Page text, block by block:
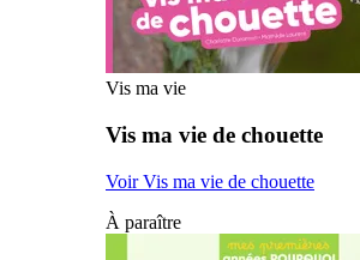
Vis ma vie
Vis ma vie de chouette
Voir Vis ma vie de chouette
À paraître